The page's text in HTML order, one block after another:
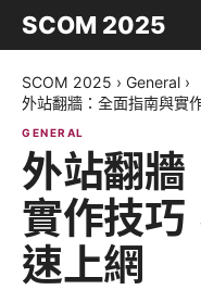
SCOM 2025
SCOM 2025 › General ›
外站翻牆：全面指南與實
GENERAL
外站翻牆
實作技巧
速上網